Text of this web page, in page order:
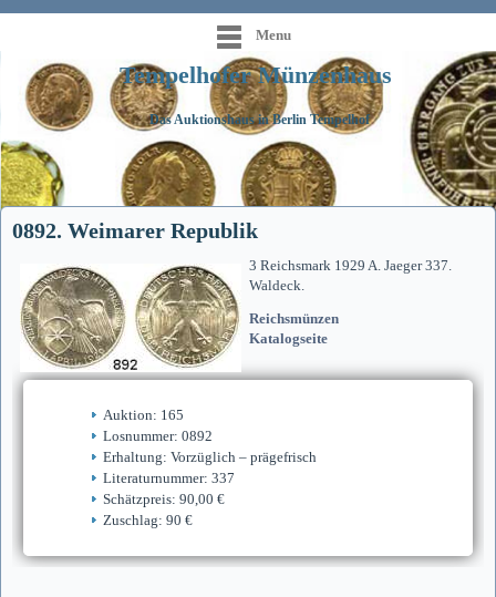
Menu
Tempelhofer Münzenhaus
Das Auktionshaus in Berlin Tempelhof
0892. Weimarer Republik
3 Reichsmark 1929 A. Jaeger 337.
Waldeck.
Reichsmünzen
Katalogseite
Auktion: 165
Losnummer: 0892
Erhaltung: Vorzüglich – prägefrisch
Literaturnummer: 337
Schätzpreis: 90,00 €
Zuschlag: 90 €